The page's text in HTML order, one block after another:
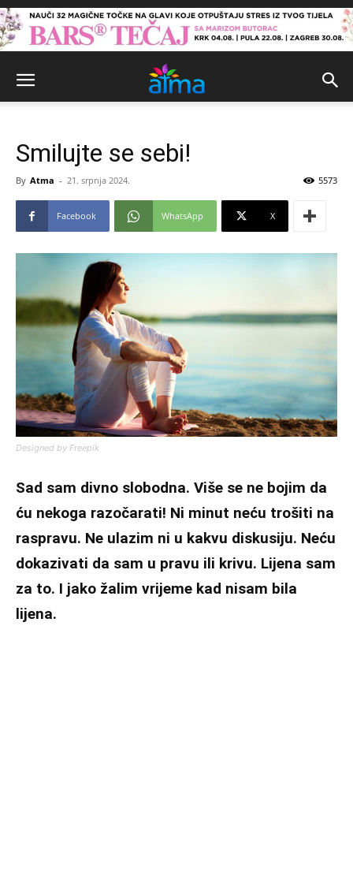
Smilujte se sebi!
By Atma - 21. srpnja 2024. 5573
Facebook WhatsApp X
Designed by Freepik
Sad sam divno slobodna. Više se ne bojim da
ću nekoga razočarati! Ni minut neću trošiti na
raspravu. Ne ulazim ni u kakvu diskusiju. Neću
dokazivati da sam u pravu ili krivu. Lijena sam
za to. I jako žalim vrijeme kad nisam bila
lijena.